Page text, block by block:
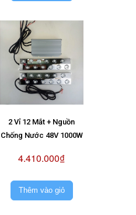
2 Vỉ 12 Mắt + Nguồn
Chống Nước 48V 1000W
4.410.000₫
Thêm vào giỏ